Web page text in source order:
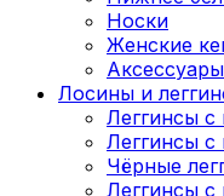
Носки
Женские
Лосины и
Леггинсы с
Леггинсы с
Чёрные
Леггинсы